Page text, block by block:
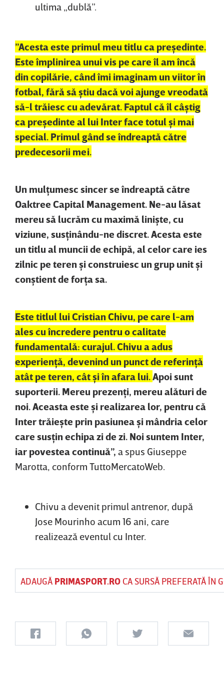
ultima „dublă”.
”Acesta este primul meu titlu ca preşedinte.
Este împlinirea unui vis pe care îl am încă
din copilărie, când îmi imaginam un viitor în
fotbal, fără să ştiu dacă voi ajunge vreodată
să-l trăiesc cu adevărat. Faptul că îl câştig
ca preşedinte al lui Inter face totul şi mai
special. Primul gând se îndreaptă către
predecesorii mei.
Un mulţumesc sincer se îndreaptă către
Oaktree Capital Management. Ne-au lăsat
mereu să lucrăm cu maximă linişte, cu
viziune, susţinându-ne discret. Acesta este
un titlu al muncii de echipă, al celor care ies
zilnic pe teren şi construiesc un grup unit şi
conştient de forţa sa.
Este titlul lui Cristian Chivu, pe care l-am
ales cu încredere pentru o calitate
fundamentală: curajul. Chivu a adus
experienţă, devenind un punct de referinţă
atât pe teren, cât şi în afara lui.Apoi sunt
suporterii. Mereu prezenţi, mereu alături de
noi. Aceasta este şi realizarea lor, pentru că
Inter trăieşte prin pasiunea şi mândria celor
care susţin echipa zi de zi. Noi suntem Inter,
iar povestea continuă”, a spus Giuseppe
Marotta, conform TuttoMercatoWeb.
Chivu a devenit primul antrenor, după
Jose Mourinho acum 16 ani, care
realizează eventul cu Inter.
ADAUGĂ PRIMASPORT.ROCA SURSĂ PREFERATĂ ÎN